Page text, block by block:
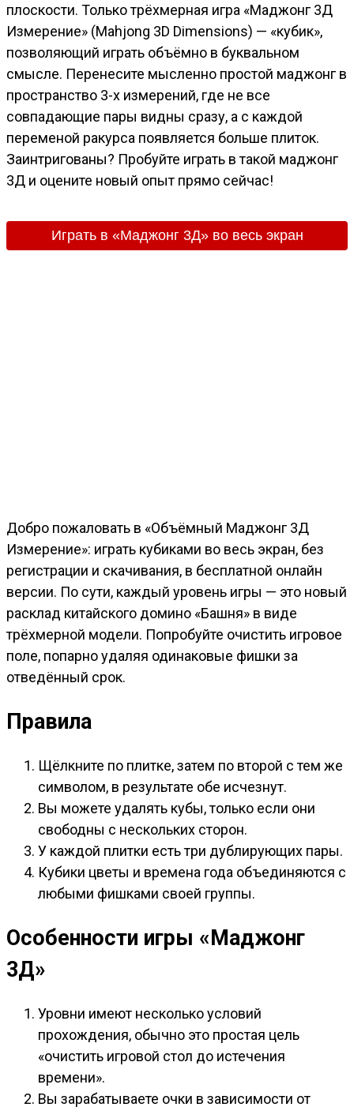
плоскости. Только трёхмерная игра «Маджонг 3Д
Измерение» (Mahjong 3D Dimensions) — «кубик»,
позволяющий играть объёмно в буквальном
смысле. Перенесите мысленно простой маджонг в
пространство 3-х измерений, где не все
совпадающие пары видны сразу, а с каждой
переменой ракурса появляется больше плиток.
Заинтригованы? Пробуйте играть в такой маджонг
3Д и оцените новый опыт прямо сейчас!
Играть в «Маджонг 3Д» во весь экран
Добро пожаловать в «Объёмный Маджонг 3Д
Измерение»: играть кубиками во весь экран, без
регистрации и скачивания, в бесплатной онлайн
версии. По сути, каждый уровень игры — это новый
расклад китайского домино «Башня» в виде
трёхмерной модели. Попробуйте очистить игровое
поле, попарно удаляя одинаковые фишки за
отведённый срок.
Правила
Щёлкните по плитке, затем по второй с тем же
символом, в результате обе исчезнут.
Вы можете удалять кубы, только если они
свободны с нескольких сторон.
У каждой плитки есть три дублирующих пары.
Кубики цветы и времена года объединяются с
любыми фишками своей группы.
Особенности игры «Маджонг
3Д»
Уровни имеют несколько условий
прохождения, обычно это простая цель
«очистить игровой стол до истечения
времени».
Вы зарабатываете очки в зависимости от